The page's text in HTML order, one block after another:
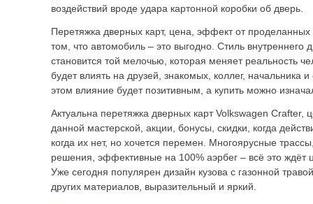
воздействий вроде удара картонной коробки об дверь.
Перетяжка дверных карт, цена, эффект от
том, что автомобиль – это выгодно. Стиль внутреннего
становится той мелочью, которая меняет реальность
будет влиять на друзей, знакомых, коллег, начальника
этом влияние будет позитивным, а купить можно
Актуальна перетяжка дверных карт Volkswagen Crafter,
данной мастерской, акции, бонусы, скидки, когда
когда их нет, но хочется перемен. Многоярусные
решения, эффективные на 100% аэрбег – всё это ждёт
Уже сегодня популярен дизайн кузова с газонной
других материалов, выразительный и яркий.